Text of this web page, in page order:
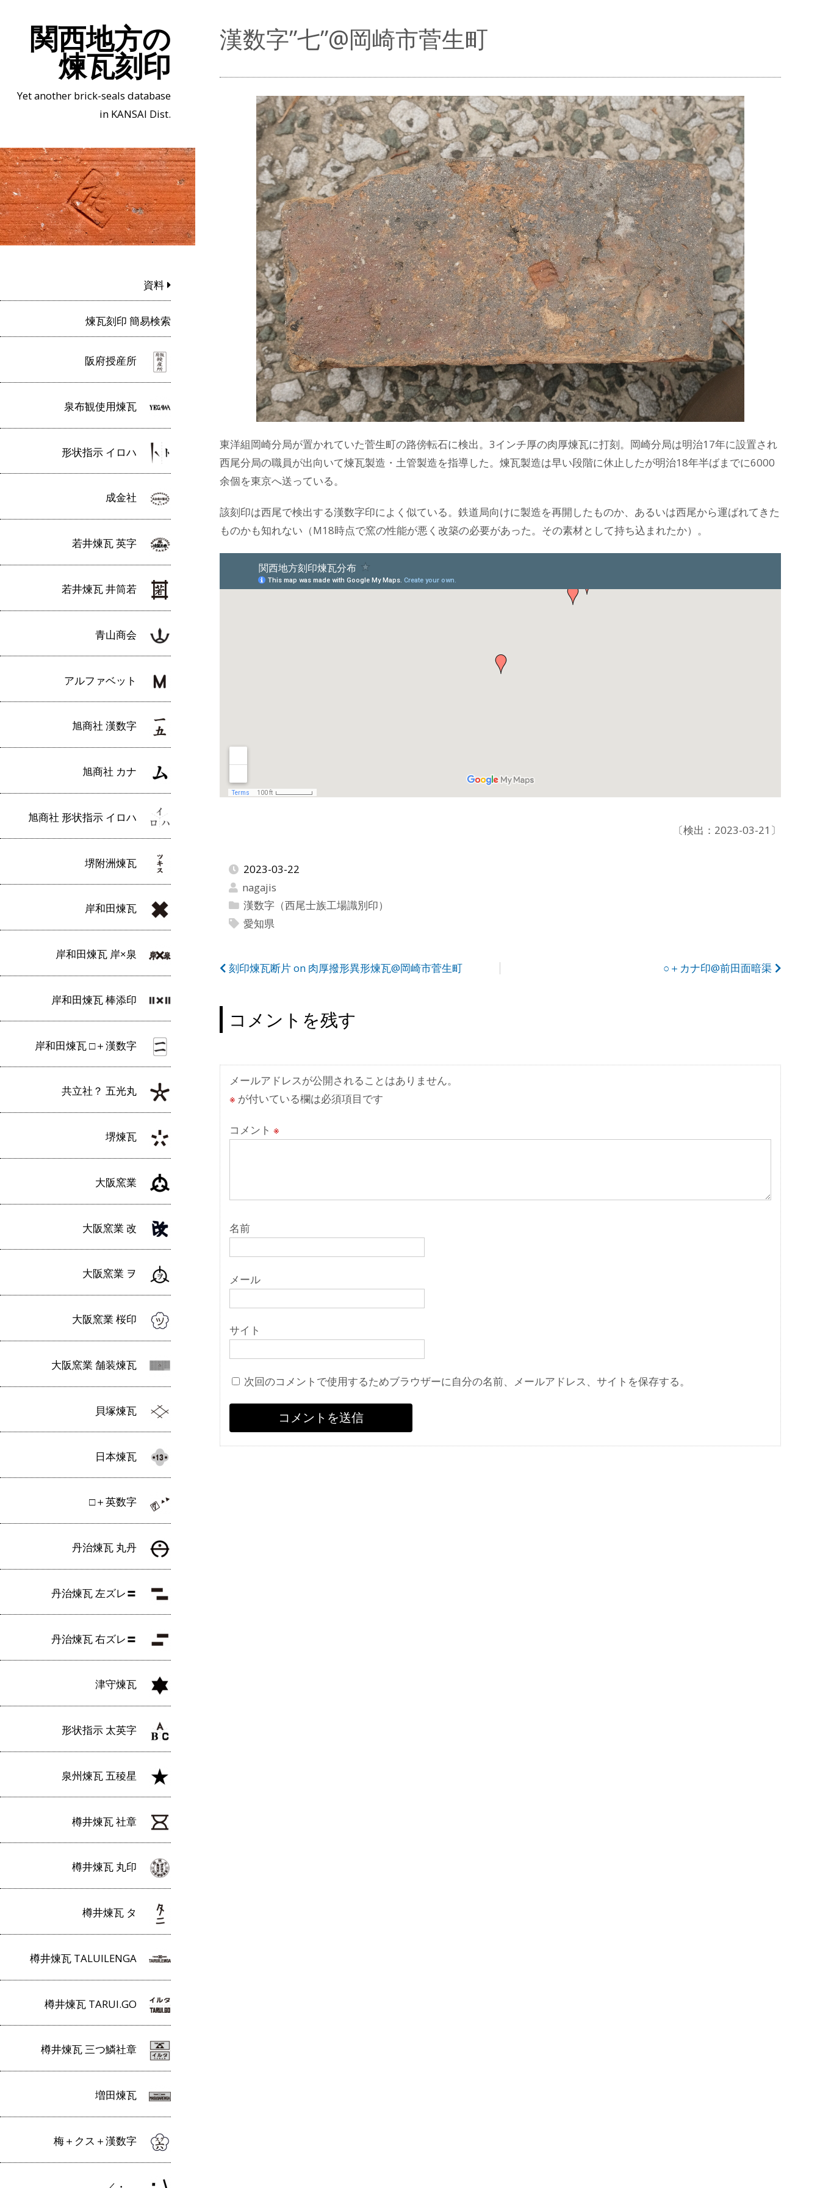
関西地方の
煉瓦刻印
Yet another brick-seals database
in KANSAI Dist.
資料
煉瓦刻印 簡易検索
阪府授産所
泉布観使用煉瓦
形状指示 イロハ
成金社
若井煉瓦 英字
若井煉瓦 井筒若
青山商会
アルファベット
旭商社 漢数字
旭商社 カナ
旭商社 形状指示 イロハ
堺附洲煉瓦
岸和田煉瓦
岸和田煉瓦 岸×泉
岸和田煉瓦 棒添印
岸和田煉瓦 □＋漢数字
共立社？ 五光丸
堺煉瓦
大阪窯業
大阪窯業 改
大阪窯業 ヲ
大阪窯業 桜印
大阪窯業 舗装煉瓦
貝塚煉瓦
日本煉瓦
□＋英数字
丹治煉瓦 丸丹
丹治煉瓦 左ズレ〓
丹治煉瓦 右ズレ〓
津守煉瓦
形状指示 太英字
泉州煉瓦 五稜星
樽井煉瓦 社章
樽井煉瓦 丸印
樽井煉瓦 タ
樽井煉瓦 TALUILENGA
樽井煉瓦 TARUI.GO
樽井煉瓦 三つ鱗社章
増田煉瓦
梅＋クス＋漢数字
漢数字”七”@岡崎市菅生町
東洋組岡崎分局が置かれていた菅生町の路傍転石に検出。3インチ厚の肉厚煉瓦に打刻。岡崎分局は明治17年に設置され
西尾分局の職員が出向いて煉瓦製造・土管製造を指導した。煉瓦製造は早い段階に休止したが明治18年半ばまでに6000
余個を東京へ送っている。
該刻印は西尾で検出する漢数字印によく似ている。鉄道局向けに製造を再開したものか、あるいは西尾から運ばれてきた
ものかも知れない（M18時点で窯の性能が悪く改築の必要があった。その素材として持ち込まれたか）。
〔検出：2023-03-21〕
2023-03-22
nagajis
漢数字（西尾士族工場識別印）
愛知県
投
ナ
ビ
ゲ
ー
シ
ョ
ン
○＋カナ印@前田面暗渠
刻印煉瓦断片 on 肉厚撥形異形煉瓦@岡崎市菅生町
コメントを残す
メールアドレスが公開されることはありません。
※ が付いている欄は必須項目です
コメント ※
名前
メール
サイト
次回のコメントで使用するためブラウザーに自分の名前、メールアドレス、サイトを保存する。